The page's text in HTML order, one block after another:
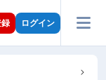
ログイン